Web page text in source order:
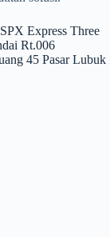
Express Three
Rt.006
45 Pasar Lubuk